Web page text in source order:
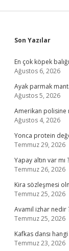
Son Yazılar
En çok köpek
Ağustos 6, 2026
Ayak parmak
Ağustos 5, 2026
Amerikan polisine
Ağustos 4, 2026
Yonca protein
Temmuz 29, 2026
Yapay altın var mı ?
Temmuz 26, 2026
Kira sözleşmesi
Temmuz 25, 2026
Avamil izhar nedir
Temmuz 25, 2026
Kafkas dansı
Temmuz 23, 2026